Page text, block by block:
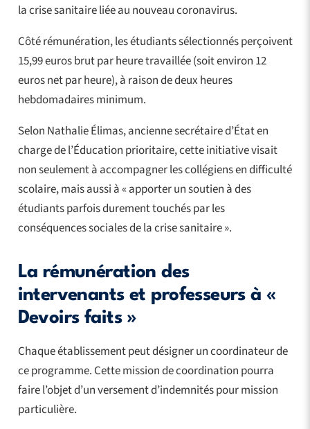
la crise sanitaire liée au nouveau coronavirus.
Côté rémunération, les étudiants sélectionnés perçoivent
15,99 euros brut par heure travaillée (soit environ 12
euros net par heure), à raison de deux heures
hebdomadaires minimum.
Selon Nathalie Élimas, ancienne secrétaire d’État en
charge de l’Éducation prioritaire, cette initiative visait
non seulement à accompagner les collégiens en difficulté
scolaire, mais aussi à « apporter un soutien à des
étudiants parfois durement touchés par les
conséquences sociales de la crise sanitaire ».
La rémunération des
intervenants et professeurs à «
Devoirs faits »
Chaque établissement peut désigner un coordinateur de
ce programme. Cette mission de coordination pourra
faire l’objet d’un versement d’indemnités pour mission
particulière.